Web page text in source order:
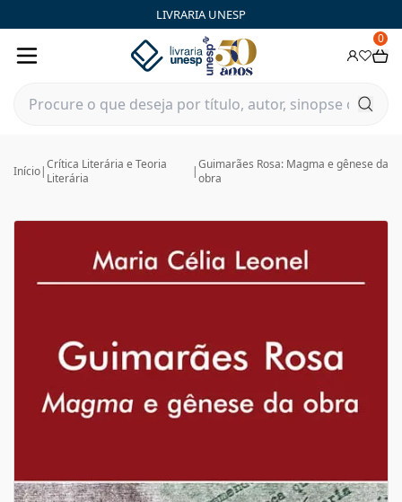
LIVRARIA UNESP
0
Início|Crítica Literária e Teoria
Literária
|Guimarães Rosa: Magma e gênese da
obra